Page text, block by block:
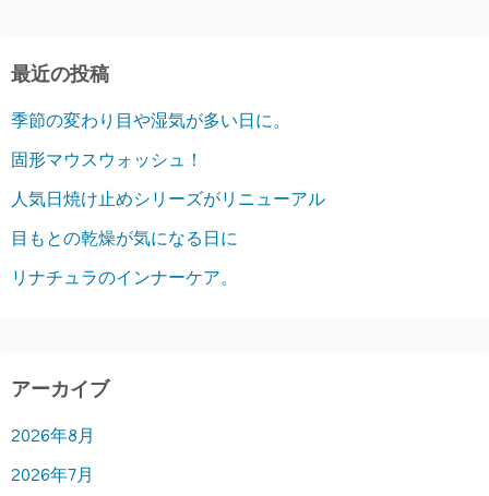
ペ
ー
ジ
り
最近の投稿
季節の変わり目や湿気が多い日に。
固形マウスウォッシュ！
人気日焼け止めシリーズがリニューアル
目もとの乾燥が気になる日に
リナチュラのインナーケア。
アーカイブ
2026年8月
2026年7月